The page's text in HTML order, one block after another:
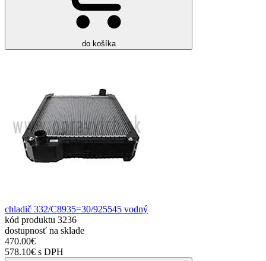
do košíka
chladič 332/C8935=30/925545 vodný
kód produktu 3236
dostupnosť na sklade
470.00€
578.10€ s DPH